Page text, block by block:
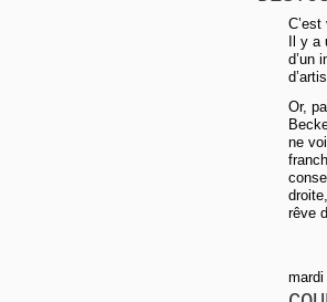
Il y
d’un
Or,
ne
rêve